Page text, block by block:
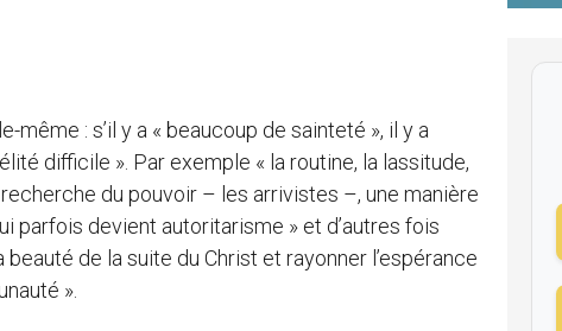
: s’il y a « beaucoup de sainteté », il y a
difficile ». Par exemple « la routine, la lassitude,
du pouvoir – les arrivistes –, une manière
parfois devient autoritarisme » et d’autres fois
de la suite du Christ et rayonner l’espérance
».